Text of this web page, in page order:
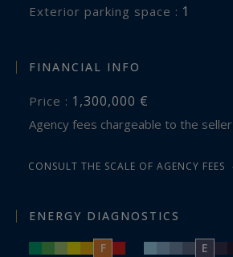
exterior parking space : 1
FINANCIAL INFO
Price : 1,300,000 €
Agency fees chargeable to the seller
CONSULT THE SCALE OF AGENCY FEES
ENERGY DIAGNOSTICS
F E